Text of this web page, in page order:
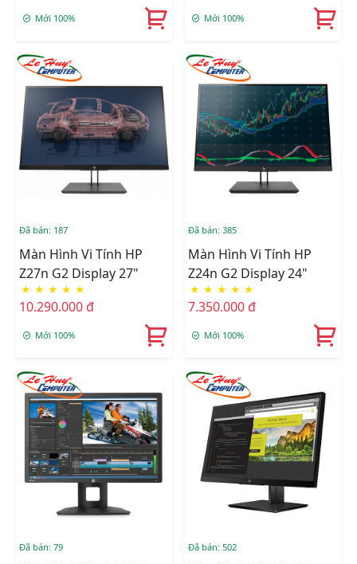
Mới 100% Mới 100%
Đã bán: 187
Màn Hình Vi Tính HP
Z27n G2 Display 27"
★ ★ ★ ★ ★
10.290.000 đ
Mới 100%
Đã bán: 385
Màn Hình Vi Tính HP
Z24n G2 Display 24"
★ ★ ★ ★ ★
7.350.000 đ
Mới 100%
Đã bán: 79 Đã bán: 502